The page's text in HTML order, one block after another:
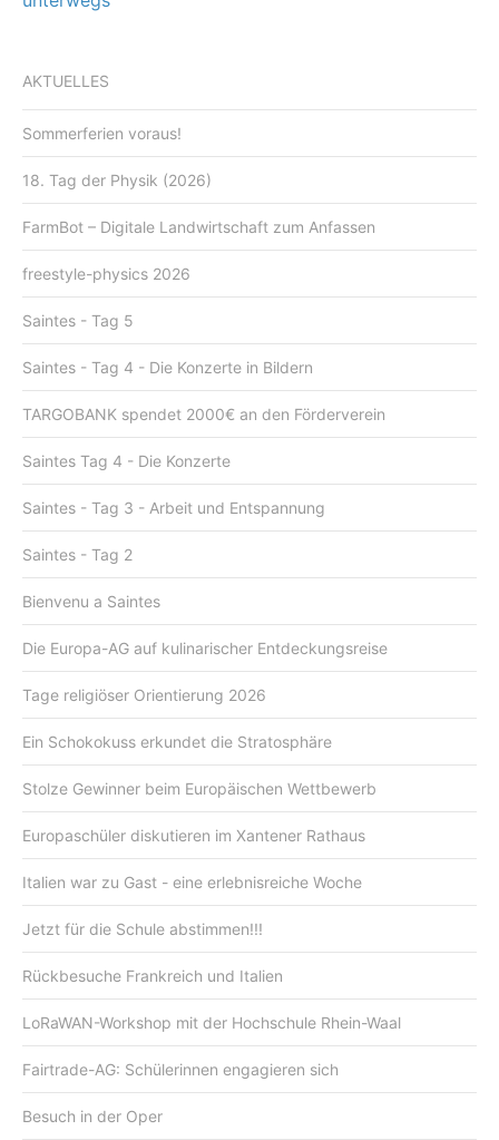
AKTUELLES
Sommerferien voraus!
18. Tag der Physik (2026)
FarmBot – Digitale Landwirtschaft zum Anfassen
freestyle-physics 2026
Saintes - Tag 5
Saintes - Tag 4 - Die Konzerte in Bildern
TARGOBANK spendet 2000€ an den Förderverein
Saintes Tag 4 - Die Konzerte
Saintes - Tag 3 - Arbeit und Entspannung
Saintes - Tag 2
Bienvenu a Saintes
Die Europa-AG auf kulinarischer Entdeckungsreise
Tage religiöser Orientierung 2026
Ein Schokokuss erkundet die Stratosphäre
Stolze Gewinner beim Europäischen Wettbewerb
Europaschüler diskutieren im Xantener Rathaus
Italien war zu Gast - eine erlebnisreiche Woche
Jetzt für die Schule abstimmen!!!
Rückbesuche Frankreich und Italien
LoRaWAN-Workshop mit der Hochschule Rhein-Waal
Fairtrade-AG: Schülerinnen engagieren sich
Besuch in der Oper